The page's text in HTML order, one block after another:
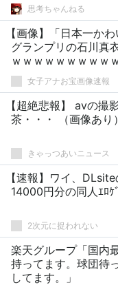
思考ちゃんねる
【画像】「日本一か
グランプリの石川真
ｗｗｗｗｗｗｗｗｗ
女子アナお宝画像速報
【超絶悲報】 avの撮
茶・・・ （画像あり）
きゃっつあいニュース
【速報】ワイ、
14000円分の同人ｴﾛｹ
2次元に捉われない
楽天グループ「国内
持ってます。球団待
してます。」